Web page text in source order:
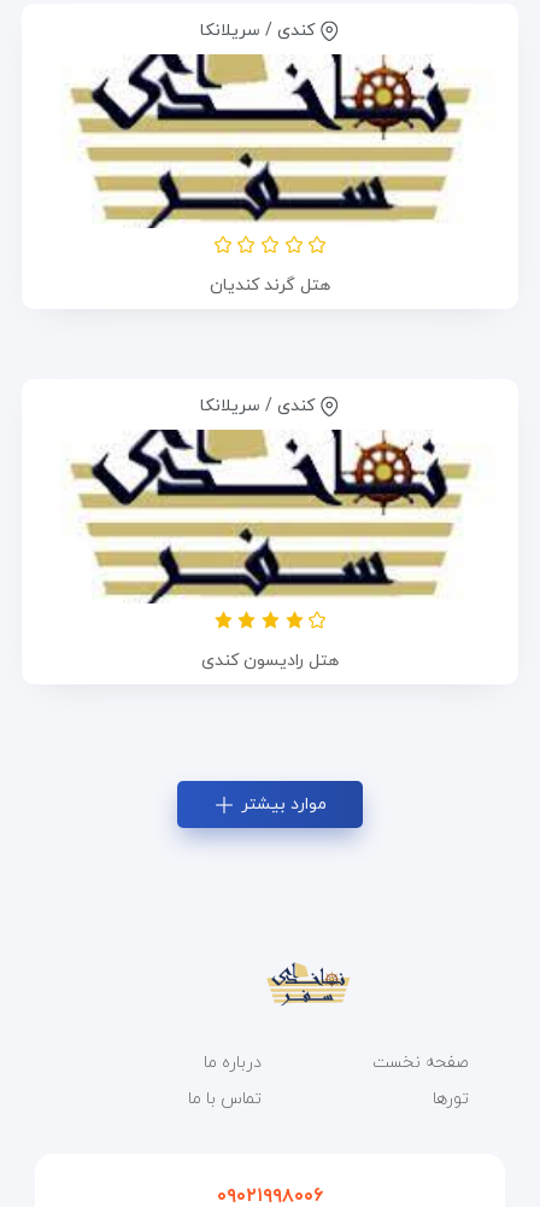
کندی / سریلانکا
هتل گرند کندیان
کندی / سریلانکا
هتل رادیسون کندی
موارد بیشتر
صفحه نخست
تورها
درباره ما
تماس با ما
۰۹۰۲۱۹۹۸۰۰۶